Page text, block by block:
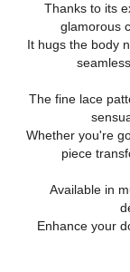
Thanks to its
glamorous
It hugs the body
The fine lace
Whether you're
piece
Available in
Enhance your